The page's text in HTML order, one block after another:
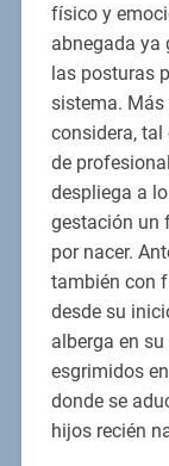
físico y
abnegada ya
las posturas
sistema. Más
considera,
de
despliega a
gestación un
por nacer.
también con
desde su
alberga en
esgrimidos
donde se
hijos recién